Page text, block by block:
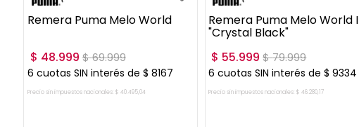
Remera Puma Melo World
$ 48.999 $69.999
6 cuotas SIN interés de $ 8167
Precio sin impuestos nacionales: $ 40.495,04
Remera Puma Melo World I
"Crystal Black"
$ 55.999 $79.999
6 cuotas SIN interés de$ 9334
Precio sin impuestos nacionales: $ 46.280,17